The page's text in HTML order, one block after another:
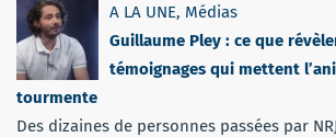
A LA UNE, Médias
Guillaume Pley : ce que
témoignages qui mettent
tourmente
Des dizaines de personnes passées par